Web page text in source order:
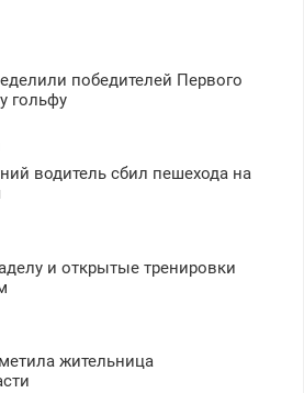
победителей Первого
гольфу
водитель сбил пешехода на
и открытые тренировки
жительница